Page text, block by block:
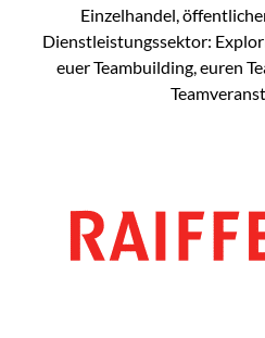
Einzelhandel,
Dienstleistungssektor:
euer Teambuilding, euren